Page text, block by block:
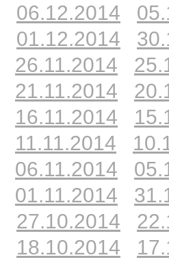
06.12.2014
01.12.2014
26.11.2014
21.11.2014
16.11.2014
11.11.2014
06.11.2014
01.11.2014
27.10.2014
18.10.2014